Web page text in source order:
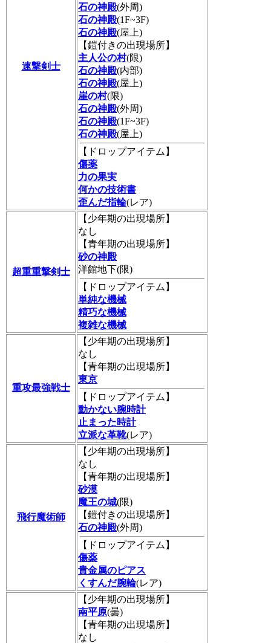
速撃剣士
石の神殿(外周)
石の神殿(1F~3F)
石の神殿(屋上)
【鎧付きの出現場所】
主人公の村(限)
石の神殿(内部)
石の神殿(屋上)
崖の村(限)
石の神殿(外周)
石の神殿(1F~3F)
石の神殿(屋上)
【ドロップアイテム】
傷薬
力の果実
何かの技術書
歪んだ指輪(レア)
超重重撃剣士
【少年期の出現場所】
なし
【青年期の出現場所】
砂の神殿
洋館地下(限)
【ドロップアイテム】
単純な機械
精巧な機械
複雑な機械
重攻最強戦士
【少年期の出現場所】
なし
【青年期の出現場所】
東京
【ドロップアイテム】
動かない腕時計
止まった時計
立派な革靴(レア)
飛行魔術師
【少年期の出現場所】
なし
【青年期の出現場所】
砂漠
魔王の城(限)
【鎧付きの出現場所】
石の神殿(外周)
【ドロップアイテム】
傷薬
貴金属のピアス
くすんだ腕輪(レア)
【少年期の出現場所】
南平原(曇)
【青年期の出現場所】
なし